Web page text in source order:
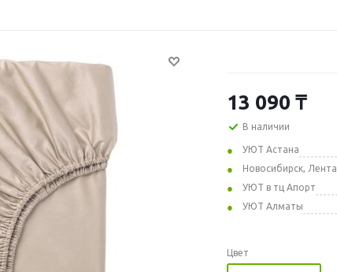
13 090 ₸
В наличии
УЮТ Астана
Новосибирск, Лента
УЮТ в тц Апорт
УЮТ Алматы
Цвет